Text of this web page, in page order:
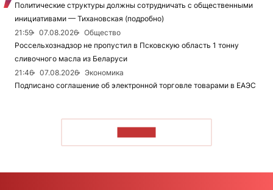
Политические структуры должны сотрудничать с общественными
инициативами — Тихановская (подробно)
21:59
07.08.2026
Общество
Россельхознадзор не пропустил в Псковскую область 1 тонну
сливочного масла из Беларуси
21:46
07.08.2026
Экономика
Подписано соглашение об электронной торговле товарами в ЕАЭС